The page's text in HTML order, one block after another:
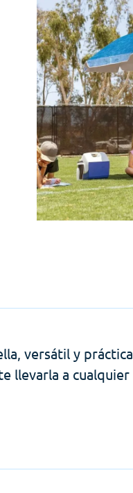
versátil y
llevarla a